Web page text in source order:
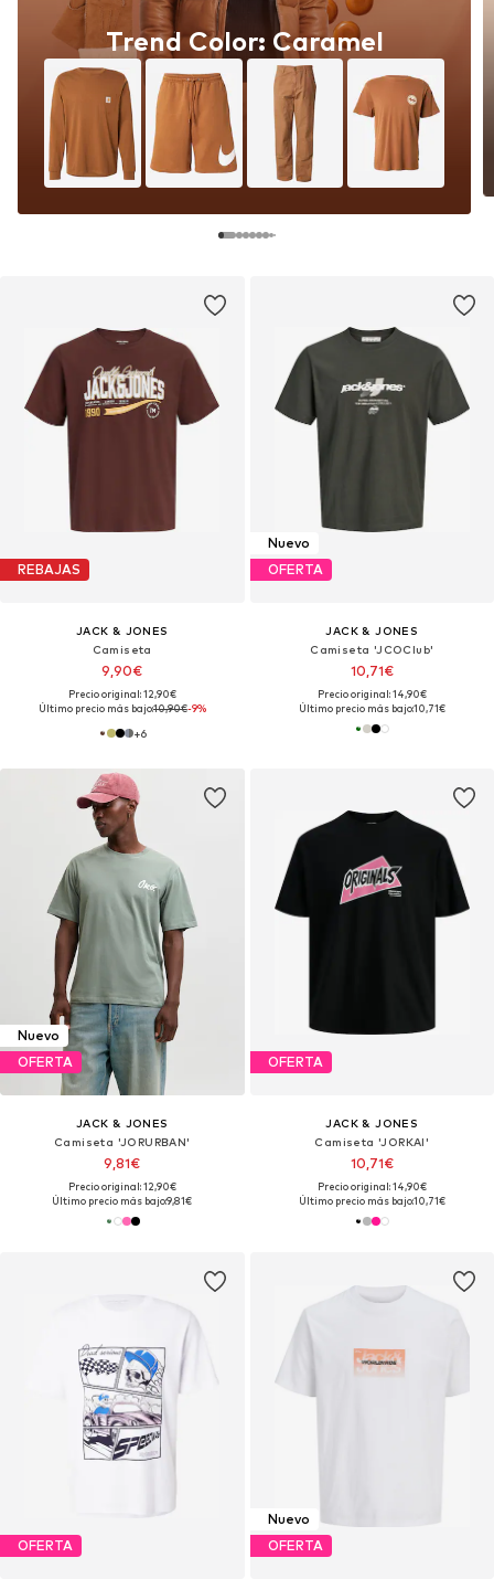
Trend Color: Caramel
REBAJAS
JACK & JONES
Camiseta
9,90€
Precio original: 12,90€
Último precio más bajo:10,90€-9%
+6
Nuevo
OFERTA
JACK & JONES
Camiseta 'JCOClub'
10,71€
Precio original: 14,90€
Último precio más bajo:10,71€
Nuevo
OFERTA
JACK & JONES
Camiseta 'JORURBAN'
9,81€
Precio original: 12,90€
Último precio más bajo:9,81€
OFERTA
JACK & JONES
Camiseta 'JORKAI'
10,71€
Precio original: 14,90€
Último precio más bajo:10,71€
OFERTA
Nuevo
OFERTA